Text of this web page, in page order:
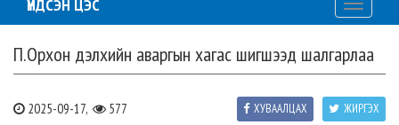
ҮНДСЭН ЦЭС
Toggle
П.Орхон дэлхийн аваргын хагас шигшээд шалгарлаа
2025-09-17, 577 ЖИРГЭХ
ХУВААЛЦАХ